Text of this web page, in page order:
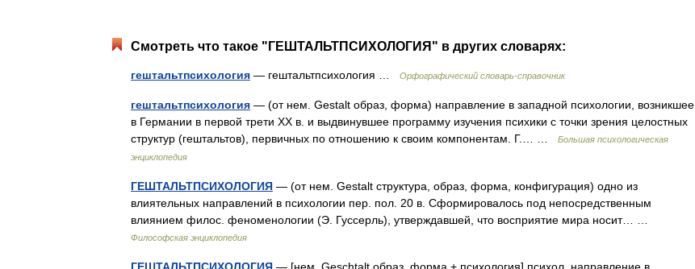
Смотреть что такое "ГЕШТАЛЬТПСИХОЛОГИЯ" в других словарях:
гештальтпсихология — гештальтпсихология … Орфографический словарь-справочник
гештальтпсихология — (от нем. Gestalt образ, форма) направление в западной психологии, возникшее
в Германии в первой трети ХХ в. и выдвинувшее программу изучения психики с точки зрения целостных
структур (гештальтов), первичных по отношению к своим компонентам. Г.… …
Большая психологическая
энциклопедия
ГЕШТАЛЬТПСИХОЛОГИЯ — (от нем. Gestalt структура, образ, форма, конфигурация) одно из
влиятельных направлений в психологии пер. пол. 20 в. Сформировалось под непосредственным
влиянием филос. феноменологии (Э. Гуссерль), утверждавшей, что восприятие мира носит… …
Философская энциклопедия